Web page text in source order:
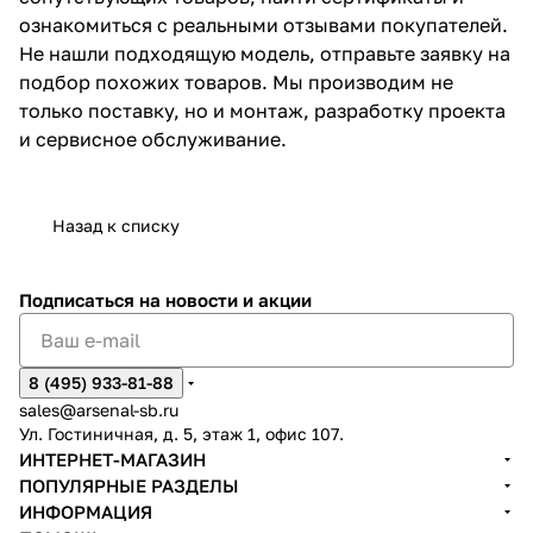
ознакомиться с реальными отзывами покупателей.
Не нашли подходящую модель, отправьте заявку на
подбор похожих товаров. Мы производим не
только поставку, но и монтаж, разработку проекта
и сервисное обслуживание.
Назад к списку
Подписаться на новости и акции
8 (495) 933-81-88
sales@arsenal-sb.ru
Ул. Гостиничная, д. 5, этаж 1, офис 107.
ИНТЕРНЕТ-МАГАЗИН
ПОПУЛЯРНЫЕ РАЗДЕЛЫ
ИНФОРМАЦИЯ